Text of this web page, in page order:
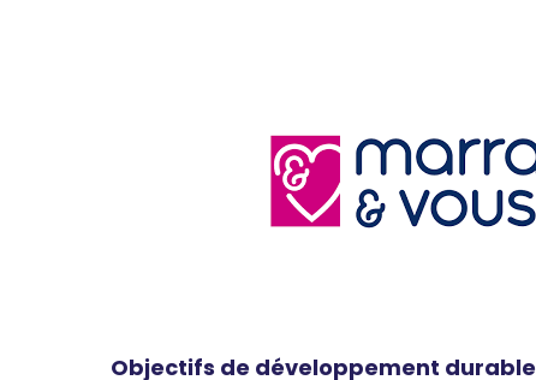
Objectifs de développement durable